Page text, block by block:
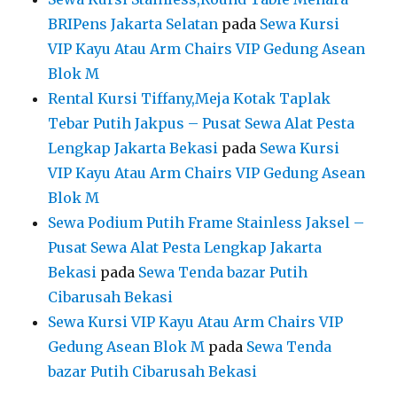
BRIPens Jakarta Selatan pada Sewa Kursi
VIP Kayu Atau Arm Chairs VIP Gedung Asean
Blok M
Rental Kursi Tiffany,Meja Kotak Taplak
Tebar Putih Jakpus – Pusat Sewa Alat Pesta
Lengkap Jakarta Bekasi pada Sewa Kursi
VIP Kayu Atau Arm Chairs VIP Gedung Asean
Blok M
Sewa Podium Putih Frame Stainless Jaksel –
Pusat Sewa Alat Pesta Lengkap Jakarta
Bekasi pada Sewa Tenda bazar Putih
Cibarusah Bekasi
Sewa Kursi VIP Kayu Atau Arm Chairs VIP
Gedung Asean Blok M pada Sewa Tenda
bazar Putih Cibarusah Bekasi